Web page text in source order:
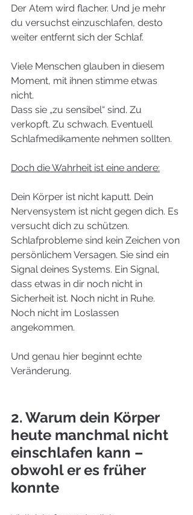
Der Atem wird flacher. Und je mehr
du versuchst einzuschlafen, desto
weiter entfernt sich der Schlaf.
Viele Menschen glauben in diesem
Moment, mit ihnen stimme etwas
nicht.
Dass sie „zu sensibel“ sind. Zu
verkopft. Zu schwach. Eventuell
Schlafmedikamente nehmen sollten.
Doch die Wahrheit ist eine andere:
Dein Körper ist nicht kaputt. Dein
Nervensystem ist nicht gegen dich. Es
versucht dich zu schützen.
Schlafprobleme sind kein Zeichen von
persönlichem Versagen. Sie sind ein
Signal deines Systems. Ein Signal,
dass etwas in dir noch nicht in
Sicherheit ist. Noch nicht in Ruhe.
Noch nicht im Loslassen
angekommen.
Und genau hier beginnt echte
Veränderung.
2. Warum dein Körper
heute manchmal nicht
einschlafen kann –
obwohl er es früher
konnte